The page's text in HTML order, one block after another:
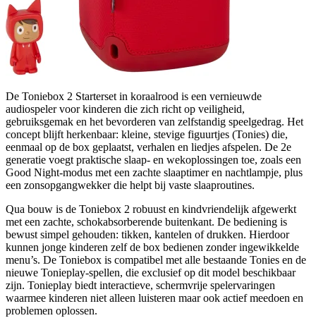
De Toniebox 2 Starterset in koraalrood is een vernieuwde
audiospeler voor kinderen die zich richt op veiligheid,
gebruiksgemak en het bevorderen van zelfstandig speelgedrag. Het
concept blijft herkenbaar: kleine, stevige figuurtjes (Tonies) die,
eenmaal op de box geplaatst, verhalen en liedjes afspelen. De 2e
generatie voegt praktische slaap- en wekoplossingen toe, zoals een
Good Night-modus met een zachte slaaptimer en nachtlampje, plus
een zonsopgangwekker die helpt bij vaste slaaproutines.
Qua bouw is de Toniebox 2 robuust en kindvriendelijk afgewerkt
met een zachte, schokabsorberende buitenkant. De bediening is
bewust simpel gehouden: tikken, kantelen of drukken. Hierdoor
kunnen jonge kinderen zelf de box bedienen zonder ingewikkelde
menu’s. De Toniebox is compatibel met alle bestaande Tonies en de
nieuwe Tonieplay-spellen, die exclusief op dit model beschikbaar
zijn. Tonieplay biedt interactieve, schermvrije spelervaringen
waarmee kinderen niet alleen luisteren maar ook actief meedoen en
problemen oplossen.